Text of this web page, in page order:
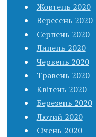
Жовтень 2020
Вересень 2020
Серпень 2020
Липень 2020
Червень 2020
Травень 2020
Квітень 2020
Березень 2020
Лютий 2020
Січень 2020